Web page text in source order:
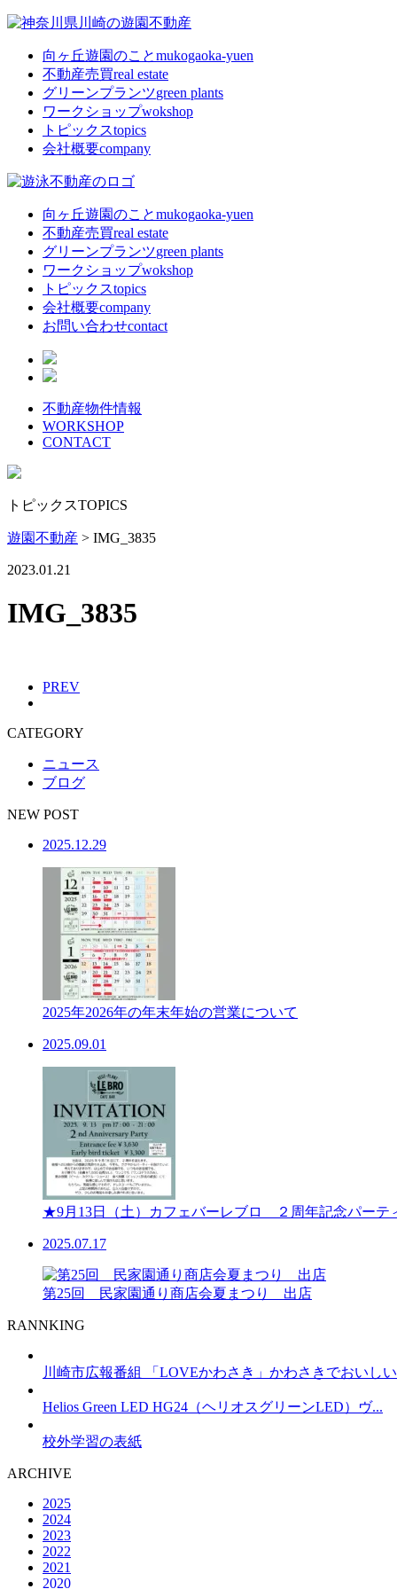
向ヶ丘遊園のことmukogaoka-yuen
不動産売買real estate
グリーンプランツgreen plants
ワークショップwokshop
トピックスtopics
会社概要company
向ヶ丘遊園のことmukogaoka-yuen
不動産売買real estate
グリーンプランツgreen plants
ワークショップwokshop
トピックスtopics
会社概要company
お問い合わせcontact
不動産物件情報
WORKSHOP
CONTACT
トピックスTOPICS
遊園不動産 > IMG_3835
2023.01.21
IMG_3835
PREV
CATEGORY
ニュース
ブログ
NEW POST
2025.12.29
2025年2026年の年末年始の営業について
2025.09.01
★9月13日（土）カフェバーレブロ ２周年記念パー
2025.07.17
第25回 民家園通り商店会夏まつり 出店
RANNKING
川崎市広報番組 「LOVEかわさき」かわさきでおいし
Helios Green LED HG24（ヘリオスグリーンLED）ヴ...
校外学習の表紙
ARCHIVE
2025
2024
2023
2022
2021
2020